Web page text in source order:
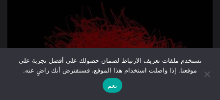
نستخدم ملفات تعريف الارتباط لضمان حصولك على أفضل تجربة على
موقعنا. إذا واصلت استخدام هذا الموقع، فسنفترض أنك راضٍ عنه.
نعم